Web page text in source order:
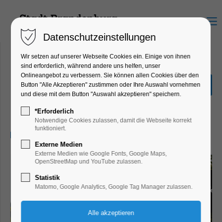
Menu
Malen mit der Natur und
Farbpigmenten
Ferienkalender, Kinder, Jugend, Kunst
Datenschutzeinstellungen
Wir setzen auf unserer Webseite Cookies ein. Einige von ihnen
sind erforderlich, während andere uns helfen, unser
Onlineangebot zu verbessern. Sie können allen Cookies über den
Button "Alle Akzeptieren" zustimmen oder Ihre Auswahl vornehmen
und diese mit dem Button "Auswahl akzeptieren" speichern.
*Erforderlich
Notwendige Cookies zulassen, damit die Webseite korrekt
funktioniert.
Externe Medien
Externe Medien wie Google Fonts, Google Maps,
OpenStreetMap und YouTube zulassen.
Statistik
Matomo, Google Analytics, Google Tag Manager zulassen.